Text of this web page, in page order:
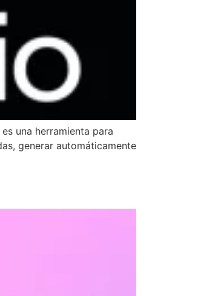
una herramienta para
generar automáticamente